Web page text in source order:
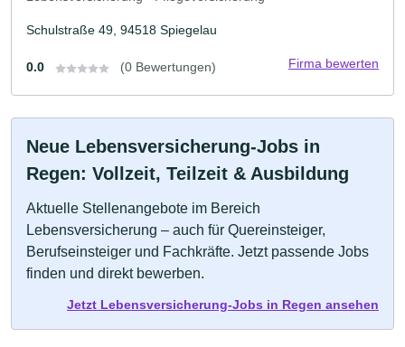
Schulstraße 49, 94518 Spiegelau
0.0 (0 Bewertungen) Firma bewerten
Neue Lebensversicherung-Jobs in
Regen: Vollzeit, Teilzeit & Ausbildung
Aktuelle Stellenangebote im Bereich
Lebensversicherung – auch für Quereinsteiger,
Berufseinsteiger und Fachkräfte. Jetzt passende Jobs
finden und direkt bewerben.
Jetzt Lebensversicherung-Jobs in Regen ansehen